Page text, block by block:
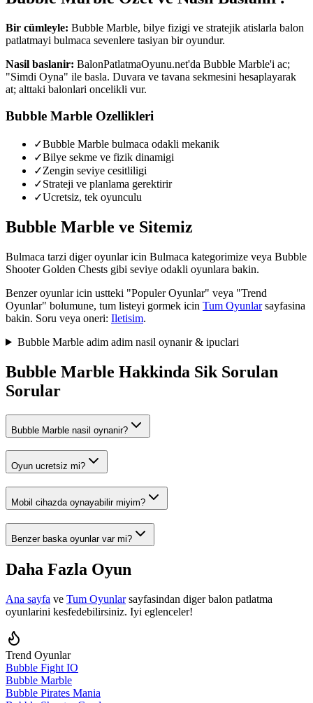
Bir cümleyle: Bubble Marble, bilye fizigi ve stratejik atislarla balon
patlatmayi bulmaca sevenlere tasiyan bir oyundur.
Nasil baslanir: BalonPatlatmaOyunu.net'da Bubble Marble'i ac;
"Simdi Oyna" ile basla. Duvara ve tavana sekmesini hesaplayarak
at; alttaki balonlari oncelikli vur.
Bubble Marble Ozellikleri
✓Bubble Marble bulmaca odakli mekanik
✓Bilye sekme ve fizik dinamigi
✓Zengin seviye cesitliligi
✓Strateji ve planlama gerektirir
✓Ucretsiz, tek oyunculu
Bubble Marble ve Sitemiz
Bulmaca tarzi diger oyunlar icin Bulmaca kategorimize veya Bubble
Shooter Golden Chests gibi seviye odakli oyunlara bakin.
Benzer oyunlar icin ustteki "Populer Oyunlar" veya "Trend
Oyunlar" bolumune, tum listeyi gormek icin Tum Oyunlarsayfasina
bakin. Soru veya oneri: Iletisim.
Bubble Marbleadim adim nasil oynanir & ipuclari
Bubble Marble Hakkinda Sik Sorulan
Sorular
Bubble Marble nasil oynanir?
Oyun ucretsiz mi?
Mobil cihazda oynayabilir miyim?
Benzer baska oyunlar var mi?
Daha Fazla Oyun
Ana sayfa ve Tum Oyunlarsayfasindan diger balon patlatma
oyunlarini kesfedebilirsiniz. Iyi eglenceler!
Trend Oyunlar
Bubble Fight IO
Bubble Marble
Bubble Pirates Mania